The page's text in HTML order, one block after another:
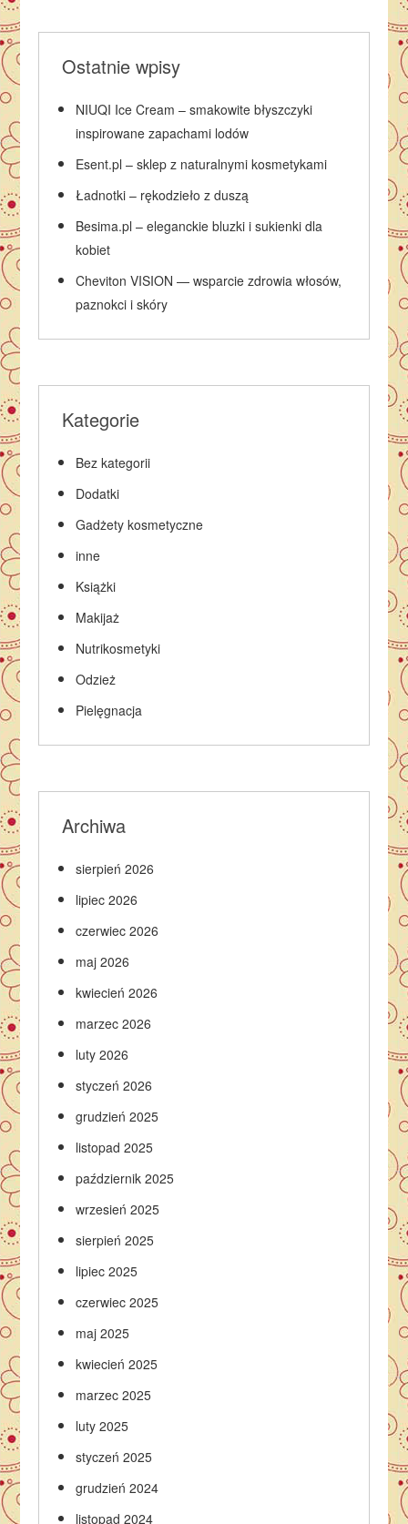
Ostatnie wpisy
NIUQI Ice Cream – smakowite błyszczyki
inspirowane zapachami lodów
Esent.pl – sklep z naturalnymi kosmetykami
Ładnotki – rękodzieło z duszą
Besima.pl – eleganckie bluzki i sukienki dla
kobiet
Cheviton VISION — wsparcie zdrowia włosów,
paznokci i skóry
Kategorie
Bez kategorii
Dodatki
Gadżety kosmetyczne
inne
Książki
Makijaż
Nutrikosmetyki
Odzież
Pielęgnacja
Archiwa
sierpień 2026
lipiec 2026
czerwiec 2026
maj 2026
kwiecień 2026
marzec 2026
luty 2026
styczeń 2026
grudzień 2025
listopad 2025
październik 2025
wrzesień 2025
sierpień 2025
lipiec 2025
czerwiec 2025
maj 2025
kwiecień 2025
marzec 2025
luty 2025
styczeń 2025
grudzień 2024
listopad 2024